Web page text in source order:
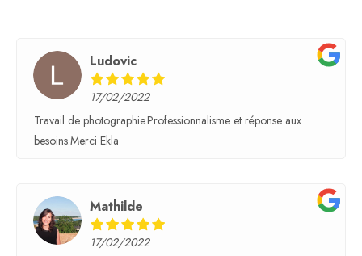
Ludovic
17/02/2022
Travail de photographie.Professionnalisme et réponse aux
besoins.Merci Ekla
Mathilde
17/02/2022